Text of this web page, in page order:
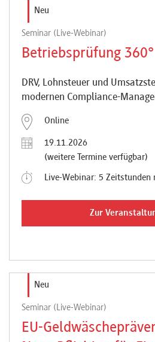
Neu
Seminar (Live-Webinar)
Betriebsprüfung 360°
DRV, Lohnsteuer und
modernen Compliance-
Online
19.11.2026
(weitere Termine verfügbar)
Live-Webinar: 5 Zeitstunden
Zur
Neu
Seminar (Live-Webinar)
EU-